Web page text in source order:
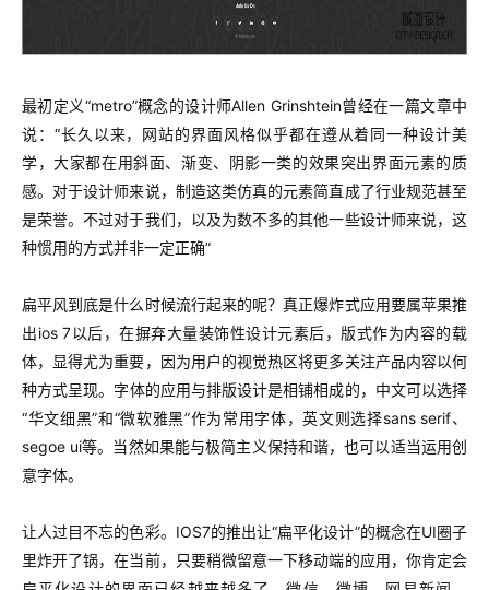
最初定义“metro”概念的设计师Allen Grinshtein曾经在一篇文章中
说： “长久以来，网站的界面风格似乎都在遵从着同一种设计美
学，大家都在用斜面、渐变、阴影一类的效果突出界面元素的质
感。对于设计师来说，制造这类仿真的元素简直成了行业规范甚至
是荣誉。不过对于我们，以及为数不多的其他一些设计师来说，这
种惯用的方式并非一定正确”
扁平风到底是什么时候流行起来的呢？真正爆炸式应用要属苹果推
出ios 7以后，在摒弃大量装饰性设计元素后，版式作为内容的载
体，显得尤为重要，因为用户的视觉热区将更多关注产品内容以何
种方式呈现。 字体的应用与排版设计是相铺相成的，中文可以选择
“华文细黑”和“微软雅黑”作为常用字体，英文则选择sans serif、
segoe ui等。当然如果能与极简主义保持和谐，也可以适当运用创
意字体。
让人过目不忘的色彩。 IOS7的推出让“扁平化设计”的概念在UI圈子
里炸开了锅，在当前，只要稍微留意一下移动端的应用，你肯定会